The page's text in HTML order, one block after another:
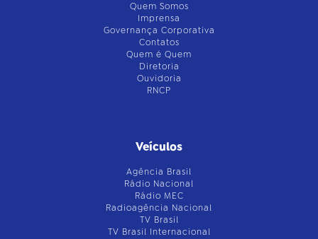
Quem Somos
Imprensa
Governança Corporativa
Contatos
Quem é Quem
Diretoria
Ouvidoria
RNCP
Veículos
Agência Brasil
Rádio Nacional
Rádio MEC
Radioagência Nacional
TV Brasil
TV Brasil Internacional